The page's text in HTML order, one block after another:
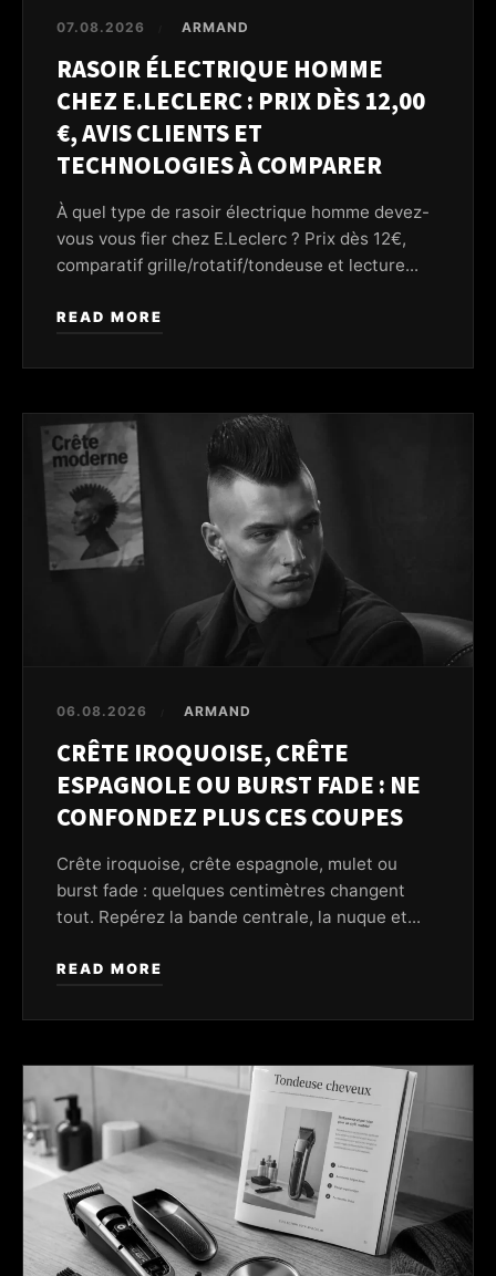
07.08.2026 ARMAND
RASOIR ÉLECTRIQUE HOMME
CHEZ E.LECLERC : PRIX DÈS 12,00
€, AVIS CLIENTS ET
TECHNOLOGIES À COMPARER
À quel type de rasoir électrique homme devez-
vous vous fier chez E.Leclerc ? Prix dès 12€,
comparatif grille/rotatif/tondeuse et lecture...
READ MORE
06.08.2026 ARMAND
CRÊTE IROQUOISE, CRÊTE
ESPAGNOLE OU BURST FADE : NE
CONFONDEZ PLUS CES COUPES
Crête iroquoise, crête espagnole, mulet ou
burst fade : quelques centimètres changent
tout. Repérez la bande centrale, la nuque et...
READ MORE